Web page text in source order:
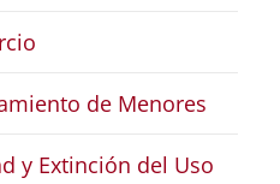
de Menores
y Extinción del Uso